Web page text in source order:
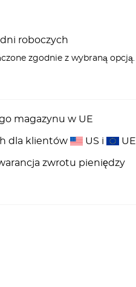
dni roboczych
zgodnie z wybraną opcją.
magazynu w UE
dla klientów US i UE
zwrotu pieniędzy